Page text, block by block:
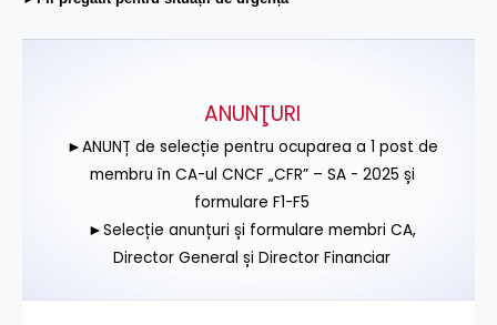
ANUNŢURI
►ANUNȚ de selecție pentru ocuparea a 1 post de
membru în CA-ul CNCF „CFR” – SA - 2025 și
formulare F1-F5
►Selecție anunțuri și formulare membri CA,
Director General și Director Financiar